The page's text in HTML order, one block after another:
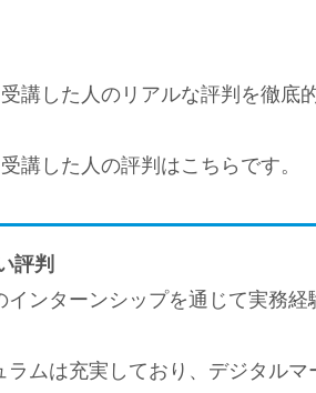
講した人のリアルな評判を徹底
講した人の評判はこちらです。
評判
ンターンシップを通じて実務経
ムは充実しており、デジタルマ